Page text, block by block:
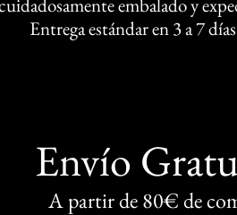
Entrega estándar en 3 a 7
Envío
A partir de 80€ de